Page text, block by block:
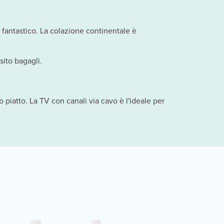
La colazione continentale è
bagagli.
La TV con canali via cavo è l'ideale per